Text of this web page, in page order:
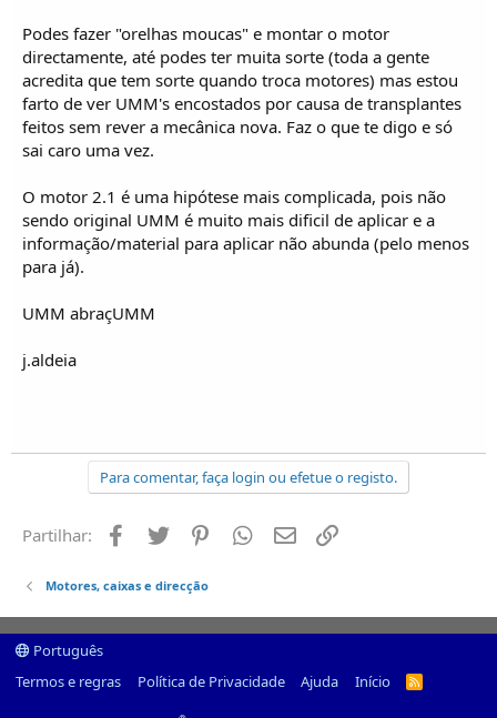
Podes fazer "orelhas moucas" e montar o motor
directamente, até podes ter muita sorte (toda a gente
acredita que tem sorte quando troca motores) mas estou
farto de ver UMM's encostados por causa de transplantes
feitos sem rever a mecânica nova. Faz o que te digo e só
sai caro uma vez.
O motor 2.1 é uma hipótese mais complicada, pois não
sendo original UMM é muito mais dificil de aplicar e a
informação/material para aplicar não abunda (pelo menos
para já).
UMM abraçUMM
j.aldeia
Para comentar, faça login ou efetue o registo.
Partilhar: Facebook
Twitter PinterestWhatsapp
Email
Motores, caixas e direcção
Português
Termos e regras
Política de Privacidade Ajuda Início
R